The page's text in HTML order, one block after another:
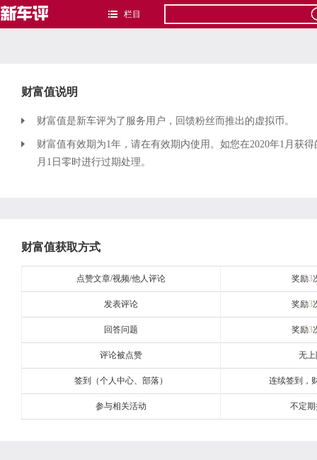
栏目
财富值说明
财富值是新车评为了服务用户，回馈粉丝而推出的虚拟币。
财富值有效期为1年，请在有效期内使用。如您在2020年1月获
月1日零时进行过期处理。
财富值获取方式
点赞文章/视频/他人评论 奖励3
发表评论 奖励3
回答问题 奖励3
评论被点赞 无
签到（个人中心、部落） 连续签到，
参与相关活动 不定